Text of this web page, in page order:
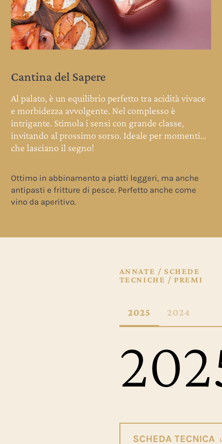
Cantina del Sapere
Al palato, è un equilibrio perfetto tra acidità vivace
e morbidezza avvolgente. Nel complesso è
intrigante. Stimola i sensi con grande classe,
invitando al prossimo sorso. Ideale per momenti…
che lasciano il segno!
Ottimo in abbinamento a piatti leggeri, ma anche
antipasti e fritture di pesce. Perfetto anche come
vino da aperitivo.
ANNATE / SCHEDE
TECNICHE / PREMI
2025 2024
SCHEDA TECNICA